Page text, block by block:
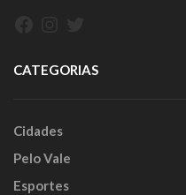
CATEGORIAS
Cidades
Pelo Vale
Esportes